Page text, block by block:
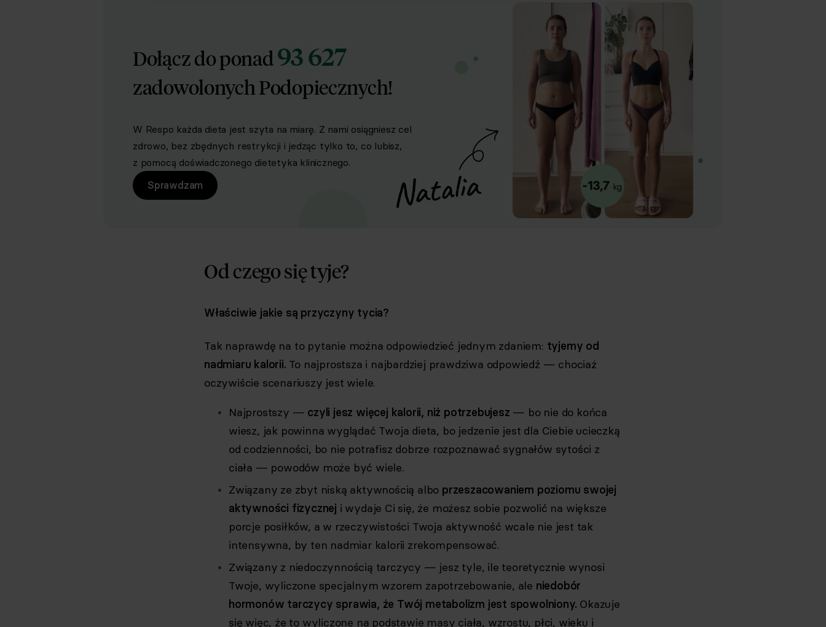
Dołącz do ponad93 627
zadowolonych Podopiecznych!
W Respo każda dieta jest szyta na miarę. Z nami osiągniesz cel
zdrowo, bez zbędnych restrykcji i jedząc tylko to, co lubisz,
z pomocą doświadczonego dietetyka klinicznego.
Sprawdzam
Od czego się tyje?
Właściwie jakie są przyczyny tycia?
Tak naprawdę na to pytanie można odpowiedzieć jednym zdaniem: tyjemy od
nadmiaru kalorii. To najprostsza i najbardziej prawdziwa odpowiedź — chociaż
oczywiście scenariuszy jest wiele.
Najprostszy — czyli jesz więcej kalorii, niż potrzebujesz — bo nie do końca
wiesz, jak powinna wyglądać Twoja dieta, bo jedzenie jest dla Ciebie ucieczką
od codzienności, bo nie potrafisz dobrze rozpoznawać sygnałów sytości z
ciała — powodów może być wiele.
Związany ze zbyt niską aktywnością albo przeszacowaniem poziomu swojej
aktywności fizycznej i wydaje Ci się, że możesz sobie pozwolić na większe
porcje posiłków, a w rzeczywistości Twoja aktywność wcale nie jest tak
intensywna, by ten nadmiar kalorii zrekompensować.
Związany z niedoczynnością tarczycy — jesz tyle, ile teoretycznie wynosi
Twoje, wyliczone specjalnym wzorem zapotrzebowanie, ale niedobór
hormonów tarczycy sprawia, że Twój metabolizm jest spowolniony. Okazuje
się więc, że to wyliczone na podstawie masy ciała, wzrostu, płci, wieku i